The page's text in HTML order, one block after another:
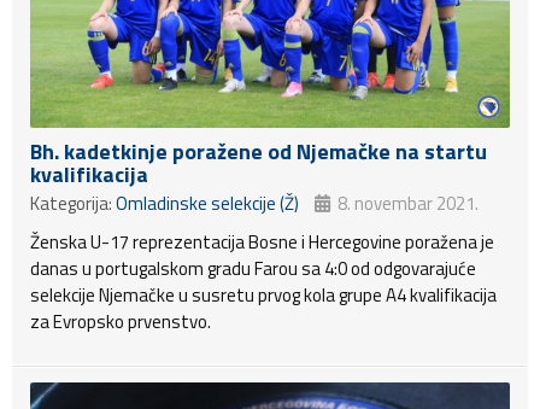
Bh. kadetkinje poražene od Njemačke na startu
kvalifikacija
Kategorija:Omladinske selekcije (Ž)
8. novembar 2021.
Ženska U-17 reprezentacija Bosne i Hercegovine poražena je
danas u portugalskom gradu Farou sa 4:0 od odgovarajuće
selekcije Njemačke u susretu prvog kola grupe A4 kvalifikacija
za Evropsko prvenstvo.